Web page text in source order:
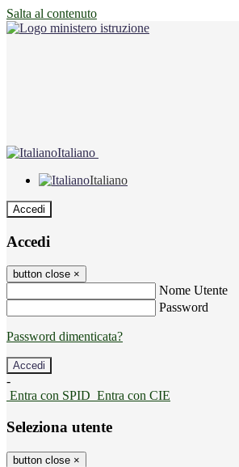
Salta al contenuto
Italiano
Italiano
Accedi
Accedi
button close ×
Nome Utente
Password
Password dimenticata?
-
Entra con SPID Entra con CIE
Seleziona utente
button close ×